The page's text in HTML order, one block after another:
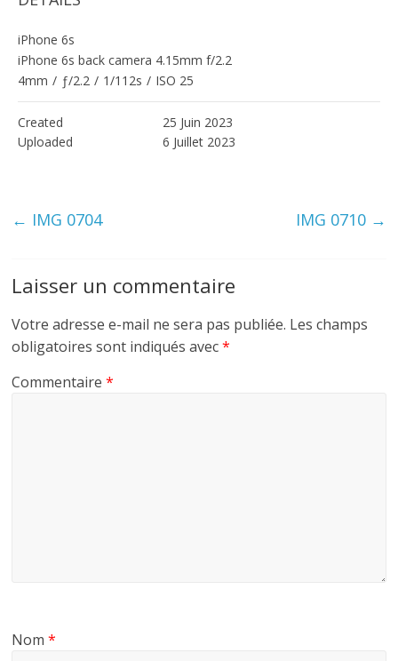
iPhone 6s
iPhone 6s back camera 4.15mm f/2.2
4mm / ƒ/2.2 / 1/112s / ISO 25
Created
25 Juin 2023
Uploaded
6 Juillet 2023
← IMG 0704 IMG 0710 →
Laisser un commentaire
Votre adresse e-mail ne sera pas publiée. Les champs
obligatoires sont indiqués avec*
Commentaire*
Nom*